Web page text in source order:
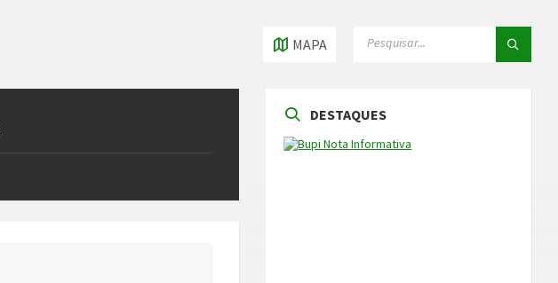
MAPA
PESQUISAR
DESTAQUES